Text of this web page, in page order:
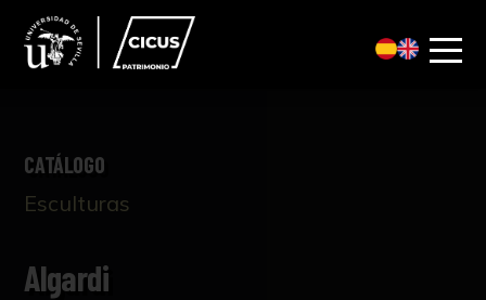
CATÁLOGO
Esculturas
Algardi